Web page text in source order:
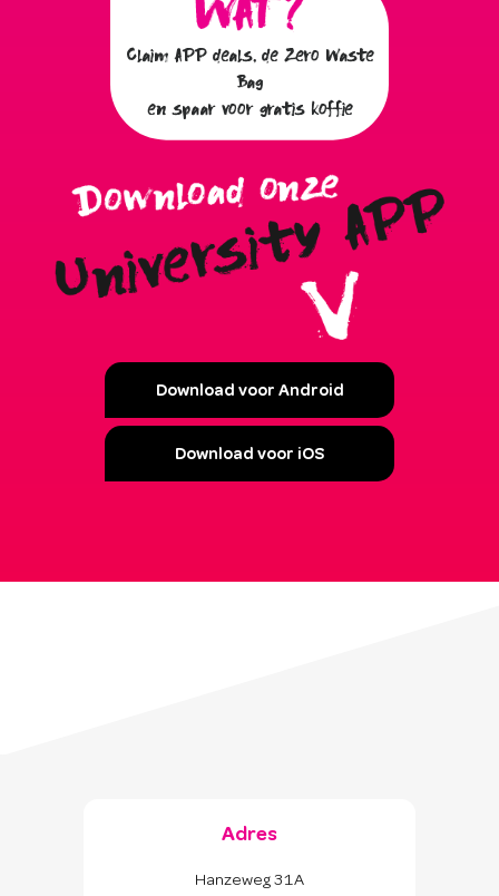
Claim APP deals, de Zero Waste
Bag
en spaar voor gratis koffie
Download voor Android
Download voor iOS
Adres
Hanzeweg 31A